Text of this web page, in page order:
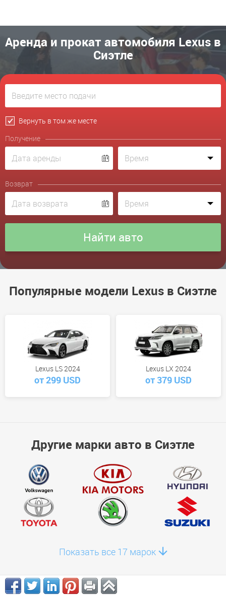
Аренда и прокат автомобиля Lexus в
Сиэтле
Вернуть в том же месте
Получение
Возврат
Популярные модели Lexus в Сиэтле
Lexus LS 2024
от 299 USD
Lexus LX 2024
от 379 USD
Другие марки авто в Сиэтле
Показать все 17 марок